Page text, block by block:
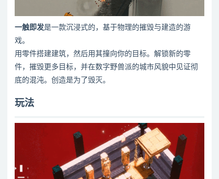
一触即发是一款沉浸式的，基于物理的摧毁与建造的游
戏。
用零件搭建建筑，然后用其撞向你的目标。解锁新的零
件，摧毁更多目标，并在数字野兽派的城市风貌中见证彻
底的混沌。创造是为了毁灭。
玩法